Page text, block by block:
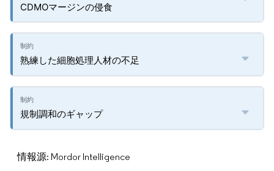
CDMOマージンの侵食
熟練した細胞処理人材の不足
規制調和のギャップ
情報源: Mordor Intelligence